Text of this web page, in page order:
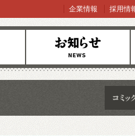
お知らせ
企業情報 採用情